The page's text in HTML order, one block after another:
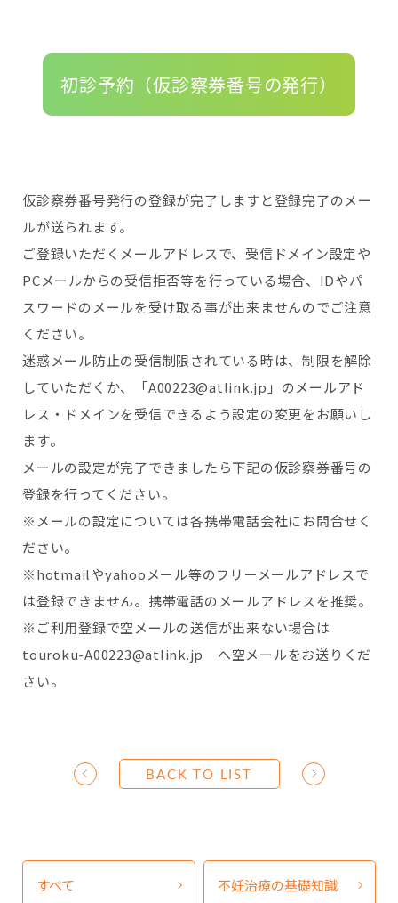
初診予約（仮診察券番号の発行）
仮診察券番号発行の登録が完了しますと登録完了のメー
ルが送られます。
ご登録いただくメールアドレスで、受信ドメイン設定や
PCメールからの受信拒否等を行っている場合、IDやパ
スワードのメールを受け取る事が出来ませんのでご注意
ください。
迷惑メール防止の受信制限されている時は、制限を解除
していただくか、「A00223@atlink.jp」のメールアド
レス・ドメインを受信できるよう設定の変更をお願いし
ます。
メールの設定が完了できましたら下記の仮診察券番号の
登録を行ってください。
※メールの設定については各携帯電話会社にお問合せく
ださい。
※hotmailやyahooメール等のフリーメールアドレスで
は登録できません。携帯電話のメールアドレスを推奨。
※ご利用登録で空メールの送信が出来ない場合は
touroku-A00223@atlink.jp へ空メールをお送りくだ
さい。
BACK TO LIST
すべて 不妊治療の基礎知識